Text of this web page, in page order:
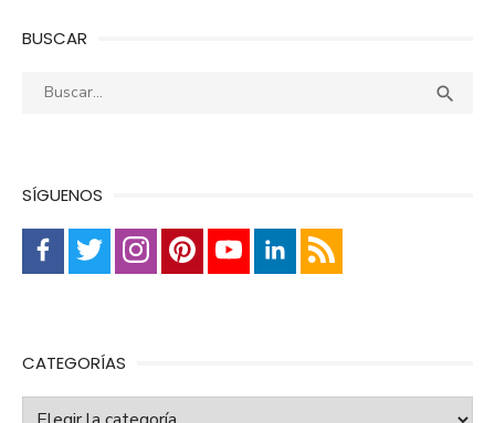
BUSCAR
Buscar: 
SÍGUENOS
CATEGORÍAS
Categorías